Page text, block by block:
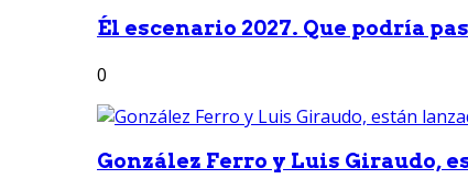
Él escenario 2027. Que podría
0
González Ferro y Luis Giraudo,